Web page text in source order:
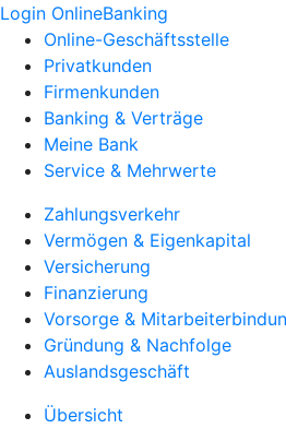
Login OnlineBanking
Online-Geschäftsstelle
Privatkunden
Firmenkunden
Banking & Verträge
Meine Bank
Service & Mehrwerte
Zahlungsverkehr
Vermögen & Eigenkapital
Versicherung
Finanzierung
Vorsorge &
Gründung & Nachfolge
Auslandsgeschäft
Übersicht